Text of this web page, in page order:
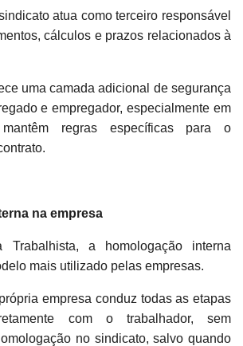
atua como terceiro responsável
cálculos e prazos relacionados à
uma camada adicional de segurança
e empregador, especialmente em
regras específicas para o
na empresa
Trabalhista, a homologação interna
mais utilizado pelas empresas.
empresa conduz todas as etapas
com o trabalhador, sem
no sindicato, salvo quando